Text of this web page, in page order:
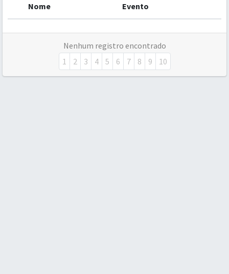
Nome Evento
Nenhum registro encontrado
1
2 3 4 5 6 7 8 9 10